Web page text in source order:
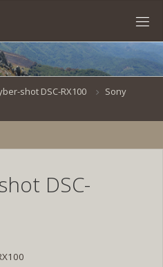
shot DSC-RX100
Sony
DSC-